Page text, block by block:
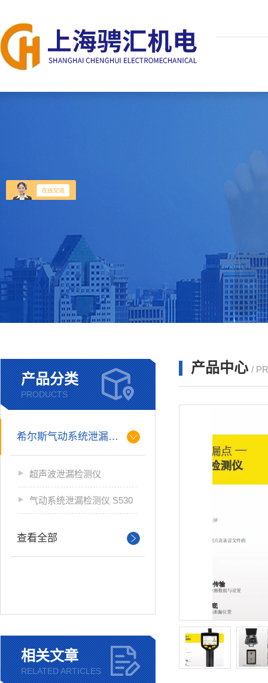
产品分类
PRODUCTS
希尔斯气动系统泄漏检测仪
超声波泄漏检测仪
气动系统泄漏检测仪 S530
查看全部
相关文章
RELATED ARTICLES
产品中心 /